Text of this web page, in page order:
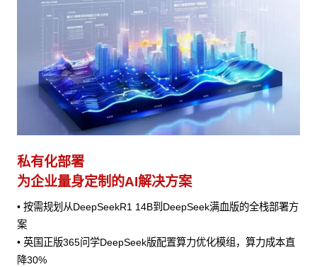
私有化部署
为企业量身定制的AI解决方案
• 按需规划从DeepSeekR1 14B到DeepSeek满血版的全栈部署方
案
• 英国正版365问学DeepSeek版配置算力优化模组，算力成本直
降30%